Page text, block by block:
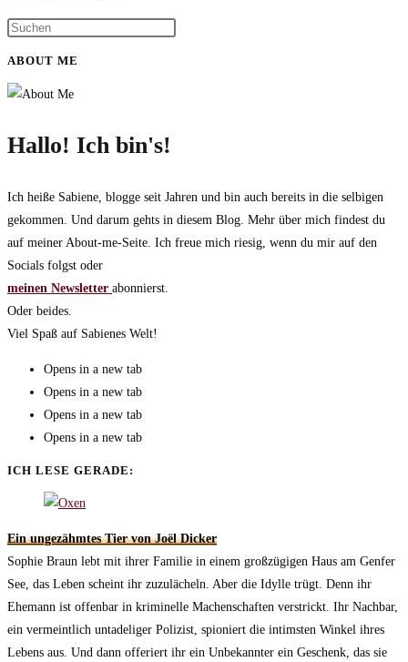
ABOUT ME
Hallo! Ich bin's!
Ich heiße Sabiene, blogge seit Jahren und bin auch bereits in die selbigen
gekommen. Und darum gehts in diesem Blog. Mehr über mich findest du
auf meiner About-me-Seite. Ich freue mich riesig, wenn du mir auf den
Socials folgst oder
meinen Newsletter abonnierst.
Oder beides.
Viel Spaß auf Sabienes Welt!
Opens in a new tab
Opens in a new tab
Opens in a new tab
Opens in a new tab
ICH LESE GERADE:
Ein ungezähmtes Tier von Joël Dicker
Sophie Braun lebt mit ihrer Familie in einem großzügigen Haus am Genfer
See, das Leben scheint ihr zuzulächeln. Aber die Idylle trügt. Denn ihr
Ehemann ist offenbar in kriminelle Machenschaften verstrickt. Ihr Nachbar,
ein vermeintlich untadeliger Polizist, spioniert die intimsten Winkel ihres
Lebens aus. Und dann offeriert ihr ein Unbekannter ein Geschenk, das sie